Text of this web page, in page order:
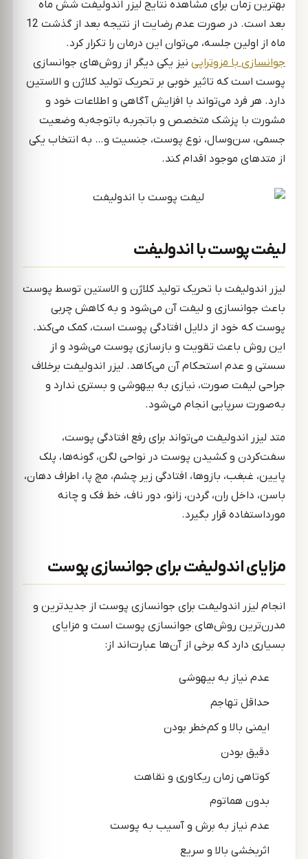
بهترین زمان برای مشاهده نتایج لیزر اندولیفت شش ماه
بعد است. در صورت عدم رضایت از نتیجه بعد از گذشت 12
ماه از اولین جلسه، می‌توان این درمان را تکرار کرد.
جوانسازی با مزوتراپینیز یکی دیگر از روش‌های جوانسازی
پوست است که تاثیر خوبی بر تحریک تولید کلاژن و الاستین
دارد. هر فرد می‌تواند با افزایش آگاهی و اطلاعات خود و
مشورت با پزشک متخصص و باتجربه باتوجه‌به وضعیت
جسمی، سن‌وسال، نوع پوست، جنسیت و… به انتخاب یکی
از متدهای موجود اقدام کند.
لیفت پوست با اندولیفت
لیزر اندولیفت با تحریک تولید کلاژن و الاستین توسط پوست
باعث جوانسازی و لیفت آن می‌شود و به کاهش چربی
پوست که خود از دلایل افتادگی پوست است، کمک می‌کند.
این روش باعث تقویت و بازسازی پوست می‌شود و از
سستی و عدم استحکام آن می‌کاهد. لیزر اندولیفت برخلاف
جراحی لیفت صورت، نیازی به بیهوشی و بستری ندارد و
به‌صورت سرپایی انجام می‌شود.
متد لیزر اندولیفت می‌تواند برای رفع افتادگی پوست،
سفت‌کردن و کشیدن پوست در نواحی لگن، گونه‌ها، پلک
پایین، غبغب، بازوها، افتادگی زیر چشم، مچ پا، اطراف دهان،
باسن، داخل ران، گردن، زانو، دور ناف، خط فک و چانه
مورداستفاده قرار بگیرد.
مزایای اندولیفت برای جوانسازی پوست
انجام لیزر اندولیفت برای جوانسازی پوست از جدیدترین و
مدرن‌ترین روش‌‌های جوانسازی پوست است و مزایای
بسیاری دارد که برخی از آن‌ها عبارت‌اند از:
عدم نیاز به بیهوشی
حداقل تهاجم
ایمنی بالا و کم‌خطر بودن
دقیق بودن
کوتاهی زمان ریکاوری و نقاهت
بدون هماتوم
عدم نیاز به برش و آسیب به پوست
اثربخشی بالا و سریع